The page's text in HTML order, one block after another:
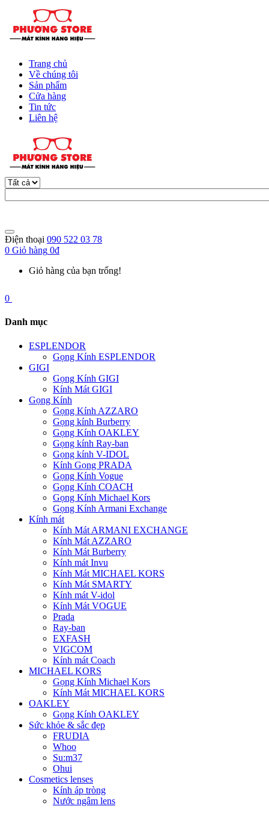
Trang chủ
Về chúng tôi
Sản phẩm
Cửa hàng
Tin tức
Liên hệ
Điện thoại 090 522 03 78
0 Giỏ hàng 0đ
Giỏ hàng của bạn trống!
0
Danh mục
ESPLENDOR
Gọng Kính ESPLENDOR
GIGI
Gọng Kính GIGI
Kính Mát GIGI
Gọng Kính
Gọng Kính AZZARO
Gọng kính Burberry
Gọng Kính OAKLEY
Gọng kính Ray-ban
Gọng kính V-IDOL
Kính Gọng PRADA
Gọng Kính Vogue
Gọng Kính COACH
Gọng Kính Michael Kors
Gọng Kính Armani Exchange
Kính mát
Kính Mát ARMANI EXCHANGE
Kính Mát AZZARO
Kính Mát Burberry
Kính mát Invu
Kính Mát MICHAEL KORS
Kính Mát SMARTY
Kính mát V-idol
Kính Mát VOGUE
Prada
Ray-ban
EXFASH
VIGCOM
Kính mát Coach
MICHAEL KORS
Gọng Kính Michael Kors
Kính Mát MICHAEL KORS
OAKLEY
Gọng Kính OAKLEY
Sức khỏe & sắc đẹp
FRUDIA
Whoo
Su:m37
Ohui
Cosmetics lenses
Kính áp tròng
Nước ngâm lens